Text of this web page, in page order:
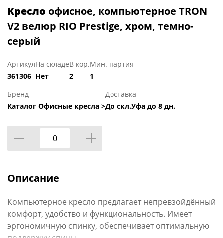
Кресло офисное, компьютерное TRON
V2 велюр RIO Prestige, хром, темно-
серый
Артикул
361306
На складе
Нет
В кор.
2
Мин. партия
1
Бренд
Каталог Офисные кресла >
Доставка
До скл.Уфа до 8 дн.
Описание
Компьютерное кресло предлагает непревзойдённый
комфорт, удобство и функциональность. Имеет
эргономичную спинку, обеспечивает оптимальную